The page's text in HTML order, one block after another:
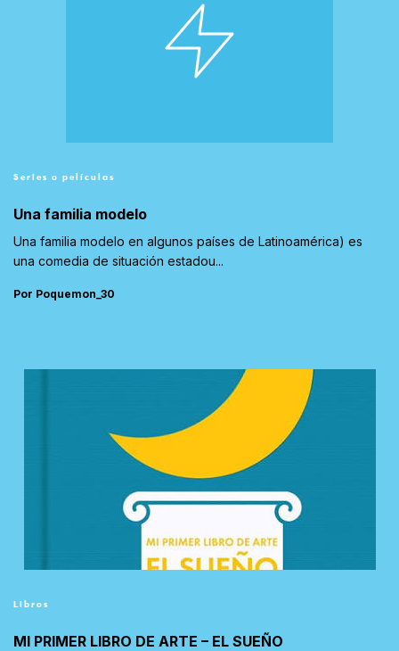
Series o películas
Una familia modelo
Una familia modelo en algunos países de Latinoamérica) es
una comedia de situación estadou...
Por Poquemon_30
Libros
MI PRIMER LIBRO DE ARTE – EL SUEÑO